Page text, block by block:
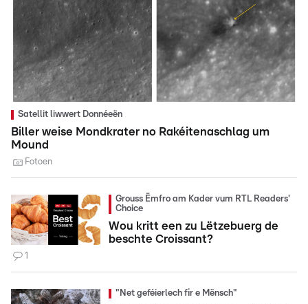
Satellit liwwert Donnéeën
Biller weise Mondkrater no Rakéitenaschlag um
Mound
Fotoen
Grouss Ëmfro am Kader vum RTL Readers'
Choice
Wou kritt een zu Lëtzebuerg de
beschte Croissant?
1
"Net geféierlech fir e Mënsch"